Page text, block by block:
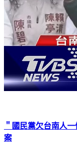
＂國民黨欠台南人
案